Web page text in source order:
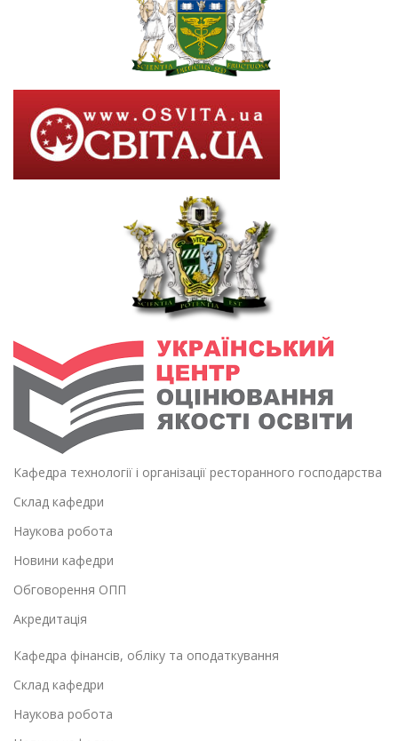
Кафедра технології і організації ресторанного господарства
Склад кафедри
Наукова робота
Новини кафедри
Обговорення ОПП
Акредитація
Кафедра фінансів, обліку та оподаткування
Склад кафедри
Наукова робота